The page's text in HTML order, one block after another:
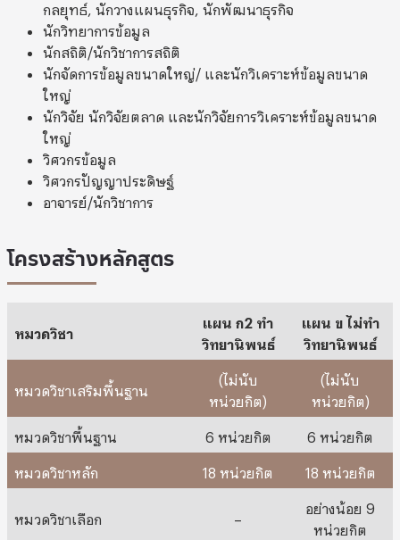
กลยุทธ์, นักวางแผนธุรกิจ, นักพัฒนาธุรกิจ
นักวิทยาการข้อมูล
นักสถิติ/นักวิชาการสถิติ
นักจัดการข้อมูลขนาดใหญ่/ และนักวิเคราะห์ข้อมูลขนาด
ใหญ่
นักวิจัย นักวิจัยตลาด และนักวิจัยการวิเคราะห์ข้อมูลขนาด
ใหญ่
วิศวกรข้อมูล
วิศวกรปัญญาประดิษฐ์
อาจารย์/นักวิชาการ
โครงสร้างหลักสูตร
หมวดวิชา
แผน ก2 ทำ
วิทยานิพนธ์
แผน ข ไม่ทำ
วิทยานิพนธ์
หมวดวิชาเสริมพื้นฐาน
(ไม่นับ
หน่วยกิต)
(ไม่นับ
หน่วยกิต)
หมวดวิชาพื้นฐาน 6 หน่วยกิต 6 หน่วยกิต
หมวดวิชาหลัก 18 หน่วยกิต 18 หน่วยกิต
หมวดวิชาเลือก
อย่างน้อย 9
หน่วยกิต